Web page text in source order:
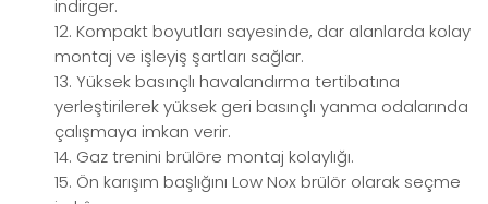
indirger.
12. Kompakt boyutları sayesinde, dar alanlarda kolay
montaj ve işleyiş şartları sağlar.
13. Yüksek basınçlı havalandırma tertibatına
yerleştirilerek yüksek geri basınçlı yanma odalarında
çalışmaya imkan verir.
14. Gaz trenini brülöre montaj kolaylığı.
15. Ön karışım başlığını Low Nox brülör olarak seçme